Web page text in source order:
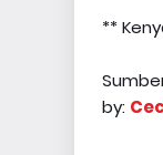
**
by: